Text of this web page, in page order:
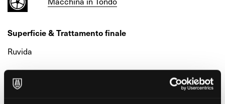
Superficie & Trattamento finale
Ruvida
Caratteristiche ambientali & Certificazioni